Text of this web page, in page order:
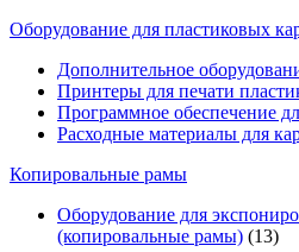
Оборудование для пластиковых
Дополнительное
Принтеры для печати
Программное обеспечение
Расходные материалы для
Копировальные рамы
Оборудование для
(копировальные рамы) (13)